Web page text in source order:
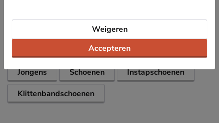
Jongens Schoenen
Instapschoenen
Klittenbandschoenen
Accepteren
Weigeren